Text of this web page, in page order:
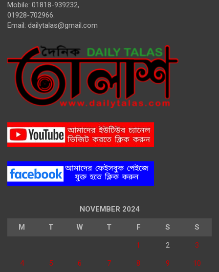
Mobile: 01818-939232,
01928-702966.
Email: dailytalas@gmail.com
NOVEMBER 2024
M T W T F S S
1 2 3
4 5 6 7 8 9 10